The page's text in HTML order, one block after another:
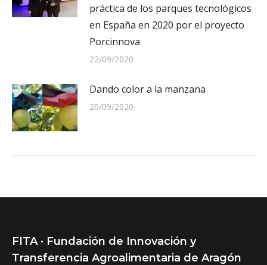
práctica de los parques tecnológicos
en España en 2020 por el proyecto
Porcinnova
22/09/2020
Dando color a la manzana
20/09/2020
FITA · Fundación de Innovación y
Transferencia Agroalimentaria de Aragón